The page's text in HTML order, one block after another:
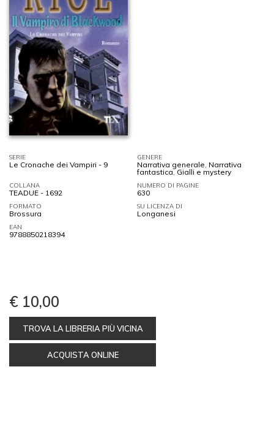
SERIE
Le Cronache dei Vampiri - 9
GENERE
Narrativa generale Narrativa
fantastica,Gialli e mystery
COLLANA
TEADUE - 1692
NUMERO DI PAGINE
630
FORMATO
Brossura
SU LICENZA DI
Longanesi
EAN
9788850218394
€ 10,00
TROVA LA LIBRERIA PIÙ VICINA
ACQUISTA ONLINE